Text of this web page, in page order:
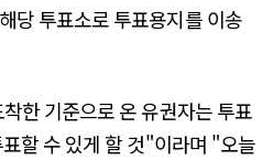
당 투표소로 투표용지를 이송
한 기준으로 온 유권자는 투표
할 수 있게 할 것"이라며 "오늘